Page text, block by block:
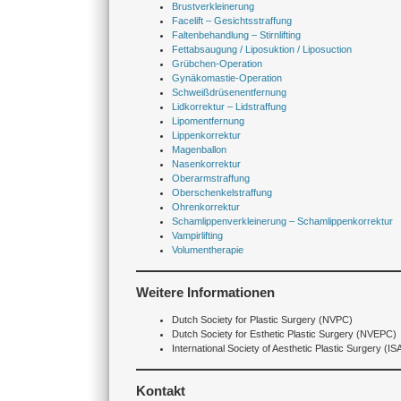
Brustverkleinerung
Facelift – Gesichtsstraffung
Faltenbehandlung – Stirnlifting
Fettabsaugung / Liposuktion / Liposuction
Grübchen-Operation
Gynäkomastie-Operation
Schweißdrüsenentfernung
Lidkorrektur – Lidstraffung
Lipomentfernung
Lippenkorrektur
Magenballon
Nasenkorrektur
Oberarmstraffung
Oberschenkelstraffung
Ohrenkorrektur
Schamlippenverkleinerung – Schamlippenkorrektur
Vampirlifting
Volumentherapie
Weitere Informationen
Dutch Society for Plastic Surgery (NVPC)
Dutch Society for Esthetic Plastic Surgery (NVEPC)
International Society of Aesthetic Plastic Surgery
Kontakt